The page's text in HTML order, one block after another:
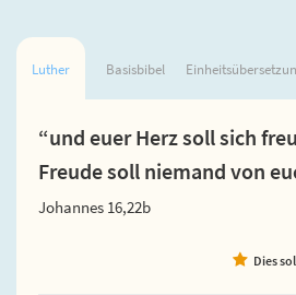
Luther Basisbibel
“und euer Herz soll sich
Freude soll niemand von
Johannes 16,22b
Dies